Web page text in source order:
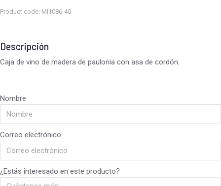
Product code: MI1086-40
Descripción
Caja de vino de madera de paulonia con asa de cordón.
Nombre
Correo electrónico
¿Estás interesado en este producto?